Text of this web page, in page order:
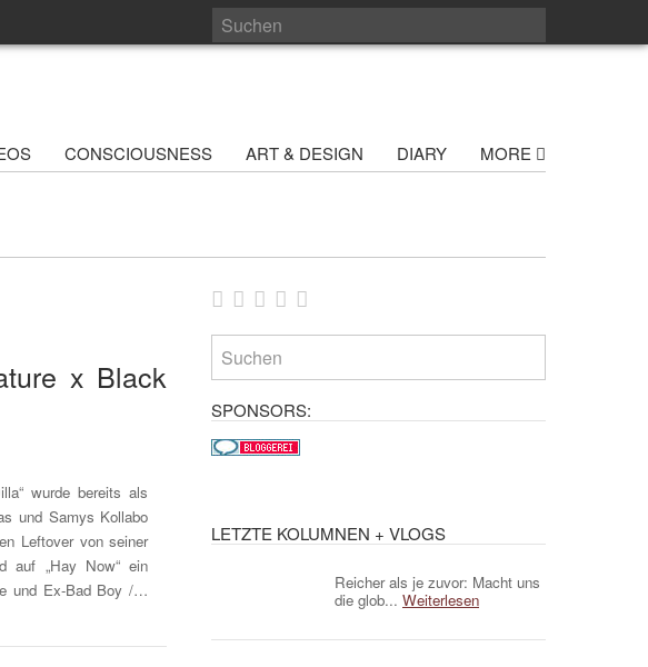
CONSCIOUSNESS ART & DESIGN DIARY MORE
x Black
wurde bereits als
und Samys Kollabo
Leftover von seiner
auf „Hay Now“ ein
und Ex-Bad Boy /…
SPONSORS:
LETZTE KOLUMNEN + VLOGS
Reicher als je zuvor: Macht uns
die glob... Weiterlesen